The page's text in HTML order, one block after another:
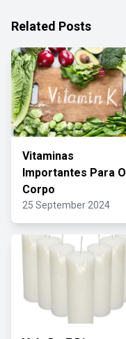
Related Posts
Vitaminas
Importantes Para O
Corpo
25 September 2024